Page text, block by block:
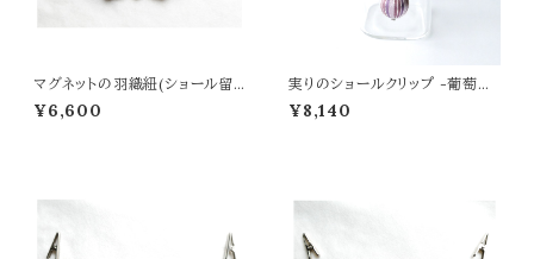
マグネットの羽織紐(ショール留
め) -濃紺-
¥6,600
実りのショールクリップ -葡萄
色-
¥8,140